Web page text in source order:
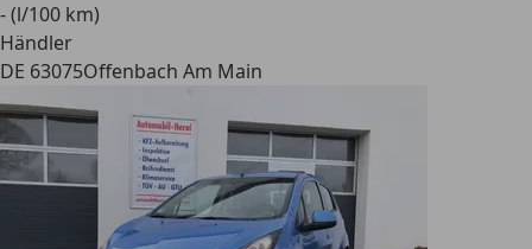
- (l/100 km)
Händler
DE 63075Offenbach Am Main